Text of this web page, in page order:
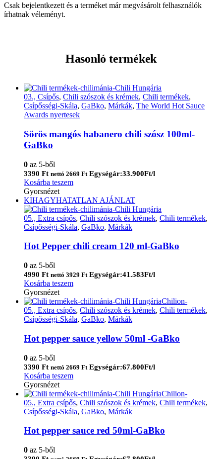
Csak bejelentkezett és a terméket már megvásárolt felhasználók
írhatnak véleményt.
Hasonló termékek
03., Csípős, Chili szószok és krémek, Chili termékek,
Csípősségi-Skála, GaBko, Márkák, The World Hot Sauce
Awards nyertesek
Sörös mangós habanero chili szósz 100ml-
GaBko
0 az 5-ből
3390 Ft nettó 2669 Ft Egységár:33.900Ft/l
Kosárba teszem
Gyorsnézet
KIHAGYHATATLAN AJÁNLAT
05., Extra csípős, Chili szószok és krémek, Chili termékek,
Csípősségi-Skála, GaBko, Márkák
Hot Pepper chili cream 120 ml-GaBko
0 az 5-ből
4990 Ft nettó 3929 Ft Egységár:41.583Ft/l
Kosárba teszem
Gyorsnézet
05., Extra csípős, Chili szószok és krémek, Chili termékek,
Csípősségi-Skála, GaBko, Márkák
Hot pepper sauce yellow 50ml -GaBko
0 az 5-ből
3390 Ft nettó 2669 Ft Egységár:67.800Ft/l
Kosárba teszem
Gyorsnézet
05., Extra csípős, Chili szószok és krémek, Chili termékek,
Csípősségi-Skála, GaBko, Márkák
Hot pepper sauce red 50ml-GaBko
0 az 5-ből